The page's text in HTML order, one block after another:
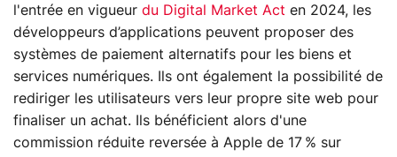
l'entrée en vigueur du Digital Market Act en 2024, les
développeurs d’applications peuvent proposer des
systèmes de paiement alternatifs pour les biens et
services numériques. Ils ont également la possibilité de
rediriger les utilisateurs vers leur propre site web pour
finaliser un achat. Ils bénéficient alors d'une
commission réduite reversée à Apple de 17 % sur